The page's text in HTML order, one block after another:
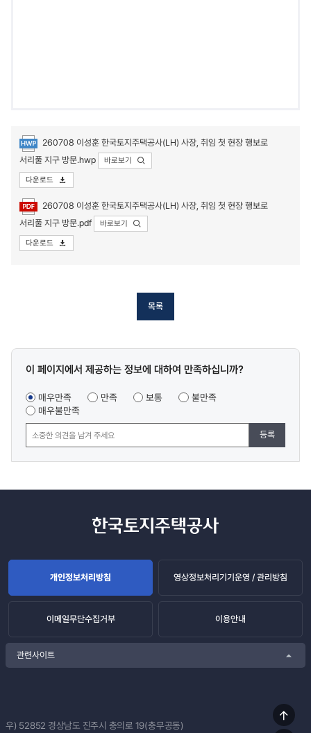
첨부파일
260708 이성훈 한국토지주택공사(LH) 사장, 취임 첫 현장 행보로
서리풀 지구 방문.hwp
바로보기
다운로드
260708 이성훈 한국토지주택공사(LH) 사장, 취임 첫 현장 행보로
서리풀 지구 방문.pdf
바로보기
다운로드
목록
콘텐츠
조사
이 페이지에서 제공하는 정보에 대하여 만족하십니까?
매우만족 만족 보통
불만족
매우불만족
등록
개인정보처리방침 영상정보처리기기운영 / 관리방침
이메일무단수집거부 이용안내
관련사이트
우) 52852 경상남도 진주시 충의로 19(충무공동)
상단